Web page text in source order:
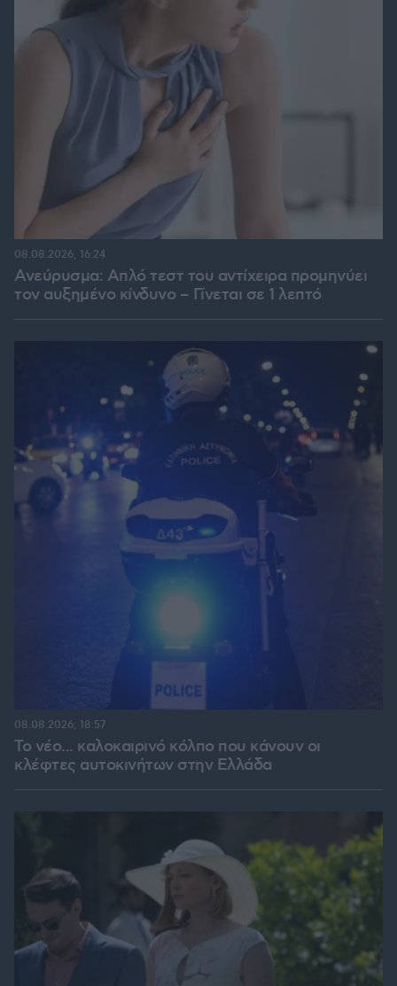
Ανεύρυσμα: Απλό τεστ του αντίχειρα προμηνύει
τον αυξημένο κίνδυνο – Γίνεται σε 1 λεπτό
08.08.2026, 16:24
Το νέο... καλοκαιρινό κόλπο που κάνουν οι
κλέφτες αυτοκινήτων στην Ελλάδα
08.08.2026, 18:57